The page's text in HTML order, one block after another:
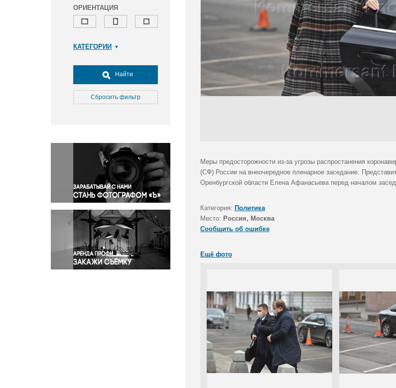
ОРИЕНТАЦИЯ
КАТЕГОРИИ
Досуг, туризм и отдых
Культура
Медицина
Окружающая среда
Политика
Правосудие
Происшествия и конфликты
Религия
Светская жизнь
Спорт
Экология
Экономика и бизнес
Найти
Сбросить фильтр
Меры предосторожности из-за угрозы распростанения
(СФ) России на внеочередное пленарное заседание.
Оренбургской области Елена Афанасьева перед началом
Категория: Политика
Место: Россия, Москва
Сообщить об ошибке
Ещё фото